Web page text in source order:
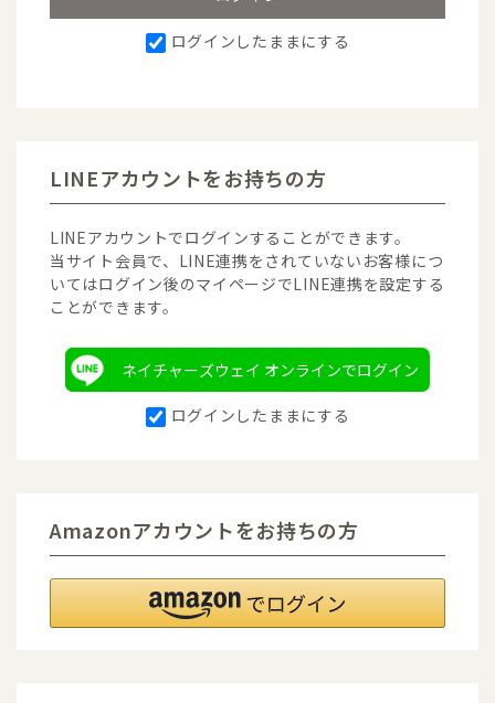
ログインしたままにする
LINEアカウントをお持ちの方
LINEアカウントでログインすることができます。
当サイト会員で、LINE連携をされていないお客様につ
いてはログイン後のマイページでLINE連携を設定する
ことができます。
ネイチャーズウェイ オンラインでログイン
ログインしたままにする
Amazonアカウントをお持ちの方